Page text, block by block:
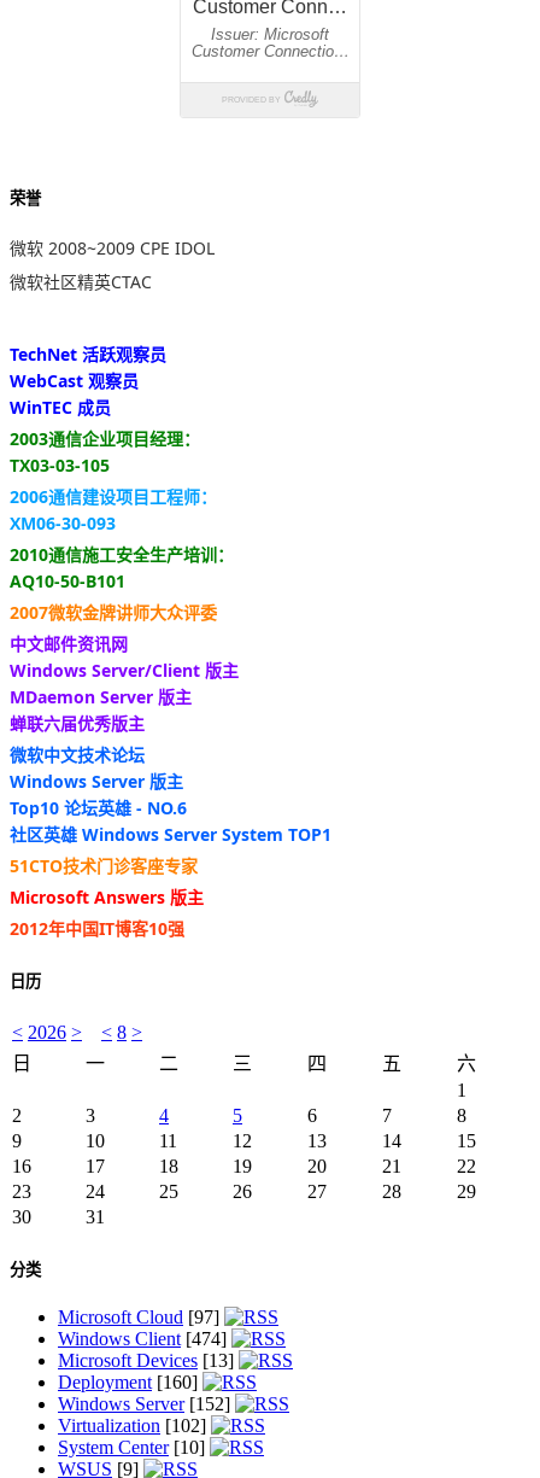
荣誉
微软 2008~2009 CPE IDOL
微软社区精英CTAC
TechNet 活跃观察员
WebCast 观察员
WinTEC 成员
2003通信企业项目经理：
TX03-03-105
2006通信建设项目工程师：
XM06-30-093
2010通信施工安全生产培训：
AQ10-50-B101
2007微软金牌讲师大众评委
中文邮件资讯网
Windows Server/Client 版主
MDaemon Server 版主
蝉联六届优秀版主
微软中文技术论坛
Windows Server 版主
Top10 论坛英雄 - NO.6
社区英雄 Windows Server System TOP1
51CTO技术门诊客座专家
Microsoft Answers 版主
2012年中国IT博客10强
日历
< 2026 > < 8 >
日
一 二 三 四 五
六
1
2
3 4 5 6 7
8
9
10 11 12 13 14
15
16
17 18 19 20 21
22
23
24 25 26 27 28
29
30
31
分类
Microsoft Cloud [97]
Windows Client [474]
Microsoft Devices [13]
Deployment [160]
Windows Server[152]
Virtualization [102]
System Center[10]
WSUS [9]